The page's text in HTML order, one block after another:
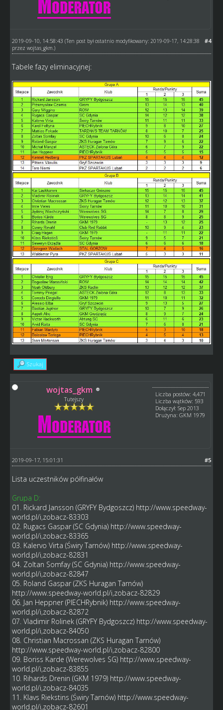
#4
2019-09-10, 14:58:43 (Ten post był ostatnio modyfikowany: 2019-09-17, 14:28:38
przez wojtas_gkm .)
Tabele fazy eliminacyjnej:
Szukaj
wojtas_gkm
Tutejszy
Liczba postów: 4,471
Liczba wątków: 593
Dołączył: Sep 2013
Drużyna: GKM 1979
#5
2019-09-17, 15:01:31
Lista uczestników półfinałów
Grupa D:
01. Rickard Jansson (GRYFY Bydgoszcz) http://www.speedway-
world.pl/i,zobacz-83303
02. Rugacs Gaspar (SC Gdynia) http://www.speedway-
world.pl/i,zobacz-83365
03. Kalervo Virta (Świry Tarnów) http://www.speedway-
world.pl/i,zobacz-82831
04. Zoltan Somfay (SC Gdynia) http://www.speedway-
world.pl/i,zobacz-82847
05. Roland Gaspar (ZKS Huragan Tarnów)
http://www.speedway-world.pl/i,zobacz-82829
06. Jan Heppner (PIECHRybnik) http://www.speedway-
world.pl/i,zobacz-82872
07. Vladimir Rolinek (GRYFY Bydgoszcz) http://www.speedway-
world.pl/i,zobacz-84050
08. Christian Macrossan (ZKS Huragan Tarnów)
http://www.speedway-world.pl/i,zobacz-82800
09. Boriss Karde (Werewolves SG) http://www.speedway-
world.pl/i,zobacz-83855
10. Rihards Drenin (GKM 1979) http://www.speedway-
world.pl/i,zobacz-84035
11. Klavs Riekstins (Świry Tarnów) http://www.speedway-
world.pl/i,zobacz-82601